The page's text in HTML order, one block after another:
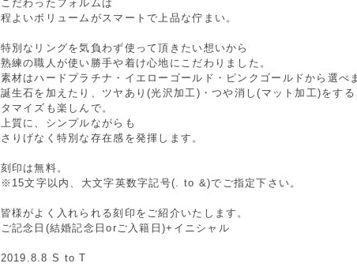
こだわったフォルムは
程よいボリュームがスマートで上品な佇まい。
特別なリングを気負わず使って頂きたい想いから
熟練の職人が使い勝手や着け心地にこだわりました。
素材はハードプラチナ・イエローゴールド・ピンクゴールドから選べ
誕生石を加えたり、ツヤあり(光沢加工)・つや消し(マット加工)をす
タマイズも楽しんで。
上質に、シンプルながらも
さりげなく特別な存在感を発揮します。
刻印は無料。
※15文字以内、大文字英数字記号(. to &)でご指定下さい。
皆様がよく入れられる刻印をご紹介いたします。
ご記念日(結婚記念日orご入籍日)+イニシャル
2019.8.8 S to T